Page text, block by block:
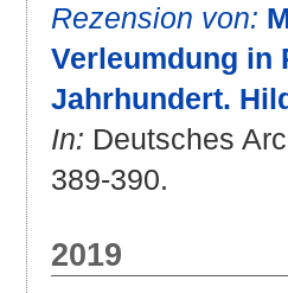
Rezension von:
Verleumdung in
Jahrhundert.
In: Deutsches
389-390.
2019